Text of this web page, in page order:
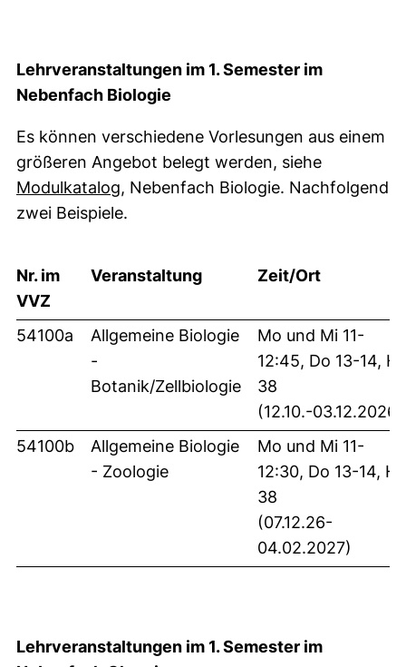
Lehrveranstaltungen im 1. Semester im
Nebenfach Biologie
Es können verschiedene Vorlesungen aus einem
größeren Angebot belegt werden, siehe
Modulkatalog, Nebenfach Biologie. Nachfolgend
zwei Beispiele.
Nr. im
VVZ
Veranstaltung Zeit/Ort
54100a
Allgemeine Biologie
-
Botanik/Zellbiologie
Mo und Mi 11-
12:45, Do 13-14, H
38
(12.10.-03.12.2026)
54100b
Allgemeine Biologie
- Zoologie
Mo und Mi 11-
12:30, Do 13-14, H
38
(07.12.26-
04.02.2027)
Lehrveranstaltungen im 1. Semester im